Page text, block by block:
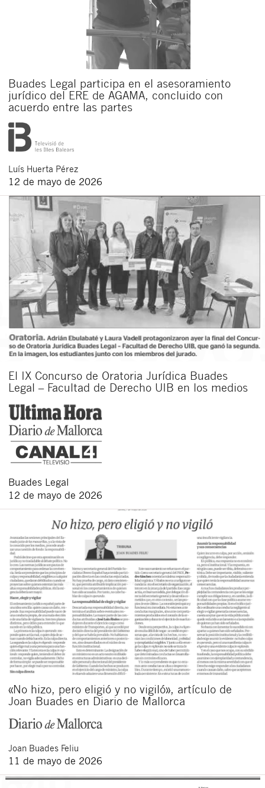
Buades Legal participa en el asesoramiento
jurídico del ERE de AGAMA, concluido con
acuerdo entre las partes
Luís Huerta Pérez
12 de mayo de 2026
El IX Concurso de Oratoria Jurídica Buades
Legal – Facultad de Derecho UIB en los medios
Buades Legal
12 de mayo de 2026
«No hizo, pero eligió y no vigiló», artículo de
Joan Buades en Diario de Mallorca
Joan Buades Feliu
11 de mayo de 2026